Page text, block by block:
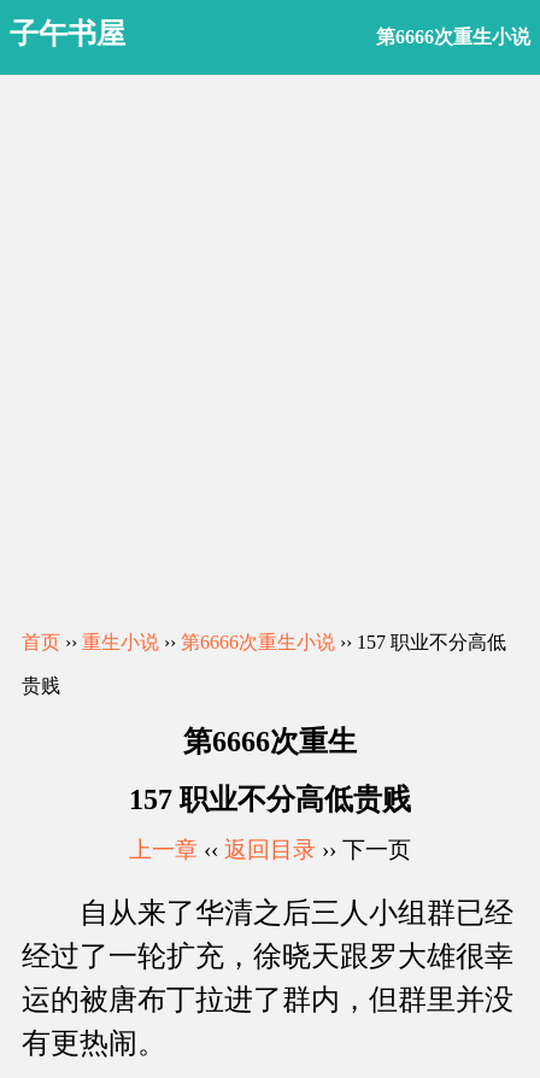
子午书屋 第6666次重生小说
首页 ›› 重生小说 ›› 第6666次重生小说 ›› 157 职业不分高低
贵贱
第6666次重生
157 职业不分高低贵贱
上一章 ‹‹ 返回目录 ›› 下一页
自从来了华清之后三人小组群已经
经过了一轮扩充，徐晓天跟罗大雄很幸
运的被唐布丁拉进了群内，但群里并没
有更热闹。